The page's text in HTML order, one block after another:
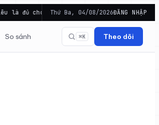
là đủ cho laptop gaming khi 8GB đã tới…
Thứ Ba, 04/08/2026ĐĂNG NHẬP
So sánh ⌘K Theo dõi